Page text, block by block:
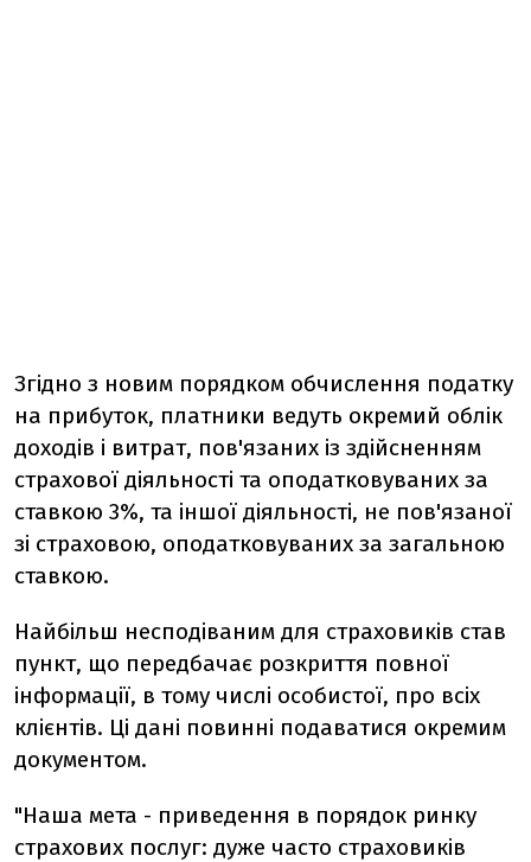
Згідно з новим порядком обчислення податку
на прибуток, платники ведуть окремий облік
доходів і витрат, пов'язаних із здійсненням
страхової діяльності та оподатковуваних за
ставкою 3%, та іншої діяльності, не пов'язаної
зі страховою, оподатковуваних за загальною
ставкою.
Найбільш несподіваним для страховиків став
пункт, що передбачає розкриття повної
інформації, в тому числі особистої, про всіх
клієнтів. Ці дані повинні подаватися окремим
документом.
"Наша мета - приведення в порядок ринку
страхових послуг: дуже часто страховиків